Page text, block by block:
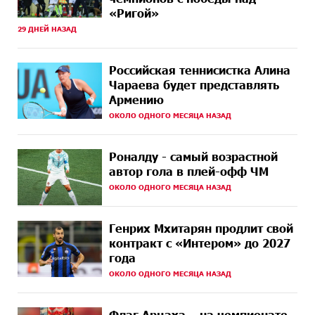
НАЗАД
независимого Азербайджана. Аршак Карапетян
НАЗАД
президенту страны с просьбой содействовать
осужденных в Азербайджане
14 ДНЕЙ
НАЗАД
Против кого вооружается Азербайджан? Аршак
Карапетян
14 ДНЕЙ
НАЗАД
При поддержке Ucom в спортивной школе Вайка
установлена солнечная электростанция мощностью
15 кВт
15 ДНЕЙ
Новые финансовые навыки на «Давидбекских
16 ДНЕЙ
НАЗАД
Кругом война. А вас вводят в заблуждение. Аршак
Карапетян
17 ДНЕЙ Центр продаж и обслуживания Ucom в Егварде
«Ригой»
29 ДНЕЙ НАЗАД
Российская теннисистка Алина
Чараева будет представлять
Армению
ОКОЛО ОДНОГО МЕСЯЦА НАЗАД
Роналду - самый возрастной
автор гола в плей-офф ЧМ
ОКОЛО ОДНОГО МЕСЯЦА НАЗАД
Генрих Мхитарян продлит свой
контракт с «Интером» до 2027
года
ОКОЛО ОДНОГО МЕСЯЦА НАЗАД